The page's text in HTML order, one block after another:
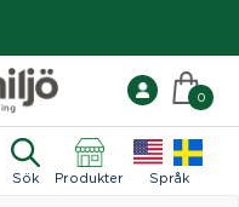
Sök Produkter Språk
0